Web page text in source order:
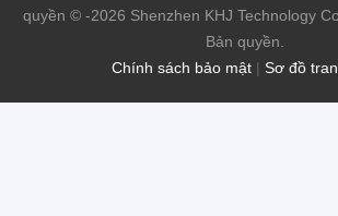
Chính sách bảo mật| Sơ đồ
quyền © -2026 Shenzhen KHJ Technology
Bản quyền.